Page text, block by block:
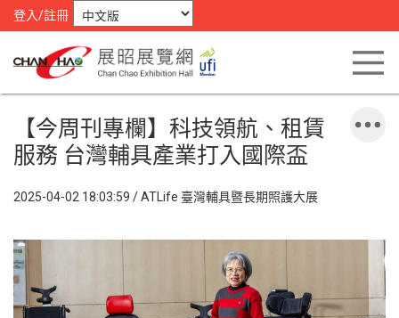
登入/註冊
【今周刊專欄】科技領航、租賃
服務 台灣輔具產業打入國際盃
2025-04-02 18:03:59 / ATLife 臺灣輔具暨長期照護大展